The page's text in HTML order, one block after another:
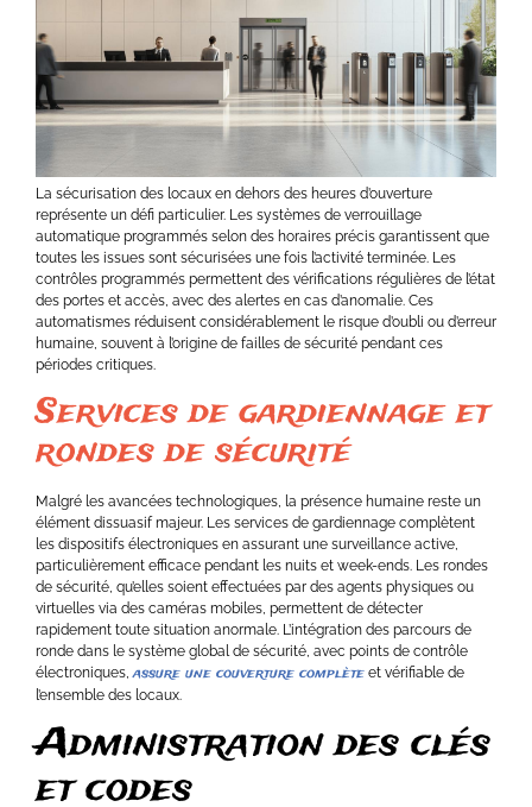
La sécurisation des locaux en dehors des heures d’ouverture
représente un défi particulier. Les systèmes de verrouillage
automatique programmés selon des horaires précis garantissent que
toutes les issues sont sécurisées une fois l’activité terminée. Les
contrôles programmés permettent des vérifications régulières de l’état
des portes et accès, avec des alertes en cas d’anomalie. Ces
automatismes réduisent considérablement le risque d’oubli ou d’erreur
humaine, souvent à l’origine de failles de sécurité pendant ces
périodes critiques.
Services de gardiennage et
rondes de sécurité
Malgré les avancées technologiques, la présence humaine reste un
élément dissuasif majeur. Les services de gardiennage complètent
les dispositifs électroniques en assurant une surveillance active,
particulièrement efficace pendant les nuits et week-ends. Les rondes
de sécurité, qu’elles soient effectuées par des agents physiques ou
virtuelles via des caméras mobiles, permettent de détecter
rapidement toute situation anormale. L’intégration des parcours de
ronde dans le système global de sécurité, avec points de contrôle
électroniques, assure une couverture complète et vérifiable de
l’ensemble des locaux.
Administration des clés
et codes